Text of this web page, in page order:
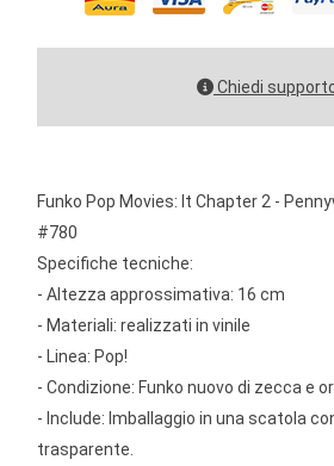
Chiedi
Funko Pop Movies: It Chapter 2 -
#780
Specifiche tecniche:
- Altezza approssimativa: 16 cm
- Materiali: realizzati in vinile
- Linea: Pop!
- Condizione: Funko nuovo di zecca e
- Include: Imballaggio in una scatola
trasparente.